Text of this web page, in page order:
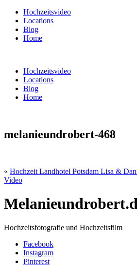
Hochzeitsvideo
Locations
Blog
Home
Hochzeitsvideo
Locations
Blog
Home
melanieundrobert-468
« Hochzeit Landhotel Potsdam Lisa &
Video
Hochzeitsfotografie und Hochzeitsfilm
Facebook
Instagram
Pinterest